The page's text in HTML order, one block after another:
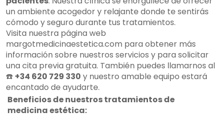
un ambiente acogedor y relajante donde te sentirás
cómodo y seguro durante tus tratamientos.
Visita nuestra página web
margotmedicinaestetica.com para obtener más
información sobre nuestros servicios y para solicitar
una cita previa gratuita. También puedes llamarnos al
☎️ +34 620 729 330 y nuestro amable equipo estará
encantado de ayudarte.
Beneficios de nuestros tratamientos de
medicina estética: